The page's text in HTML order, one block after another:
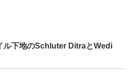
ル下地のSchluter DitraとWedi